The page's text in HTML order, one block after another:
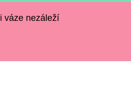
váze nezáleží